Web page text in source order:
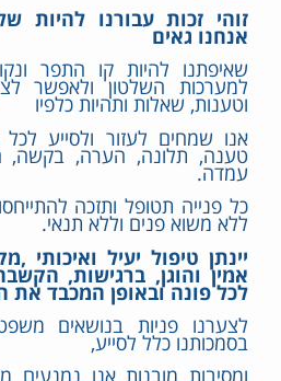
זוהי זכות עבורנו להיות
אנחנו גאים
שאיפתנו להיות קו התפר
למערכות השלטון ולאפשר
וטענות, שאלות ותהיות כלפיו
אנו שמחים לעזור ולסייע
טענה, תלונה, הערה,
עמדה.
כל פנייה תטופל ותזכה
ללא משוא פנים וללא תנאי.
יינתן טיפול יעיל ואיכותי
אמין והוגן, ברגישות,
לכל פונה ובאופן המכבד את
לצערנו פניות בנושאים
בסמכותנו כלל לסייע,